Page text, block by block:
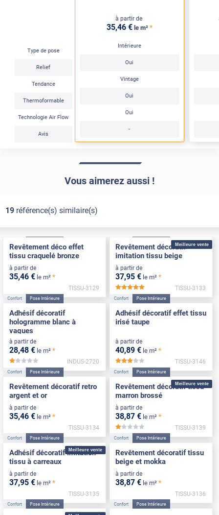
Type de pose
Relief
Tendance
Thermoformable
Technologie Air Flow
Avis
à partir de
35,46 € le m² *
Intérieure
Oui
Vintage
Oui
Oui
-
Vous aimerez aussi !
19référence(s) similaire(s)
Revêtement déco effet
tissu craquelé bronze
à partir de
35,46 € le m² *
TISSU-3129
Meilleure vente
Revêtement décoratif
imitation tissu beige
à partir de
37,95 € le m² *
TISSU-3133
Confort Pose Intérieure
Adhésif décoratif
hologramme blanc à
vagues
à partir de
28,48 € le m² *
*****
INDUS-2720
Confort Pose Intérieure
Adhésif décoratif effet tissu
irisé taupe
à partir de
40,89 € le m² *
*****
TISSU-3146
Confort Pose Intérieure
Revêtement décoratif retro
argent et or
à partir de
35,46 € le m² *
TISSU-3134
Meilleure vente
Confort Pose Intérieure
Revêtement décoratif tissu
marron brossé
à partir de
38,87 € le m² *
*****
TISSU-3139
Meilleure vente
Confort Pose Intérieure
Adhésif décoratif imitation
tissu à carreaux
à partir de
37,95 € le m² *
TISSU-3135
Confort Pose Intérieure
Revêtement décoratif tissu
beige et mokka
à partir de
38,87 € le m² *
TISSU-3136
Confort Pose Intérieure Confort Pose Intérieure